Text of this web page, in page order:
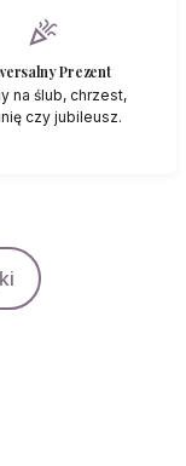
celebration
Prezent
na ślub, chrzest,
czy jubileusz.